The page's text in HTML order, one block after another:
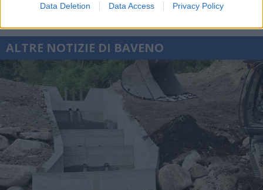
Data Deletion Data Access Privacy Policy
ALTRE NOTIZIE DI BAVENO